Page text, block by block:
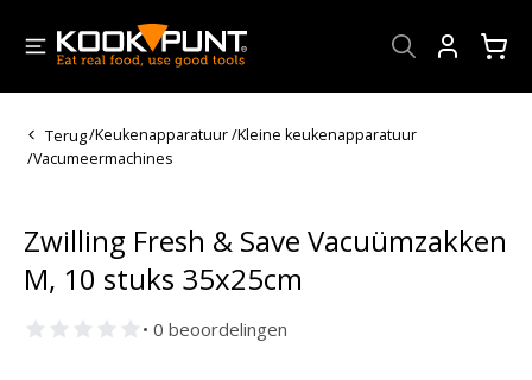
Terug/Keukenapparatuur/Kleine keukenapparatuur
/Vacumeermachines
Zwilling Fresh & Save Vacuümzakken
M, 10 stuks 35x25cm
• 0 beoordelingen